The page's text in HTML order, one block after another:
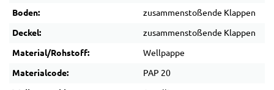
Boden: zusammenstoßende Klappen
Deckel: zusammenstoßende Klappen
Material/Rohstoff: Wellpappe
Materialcode: PAP 20